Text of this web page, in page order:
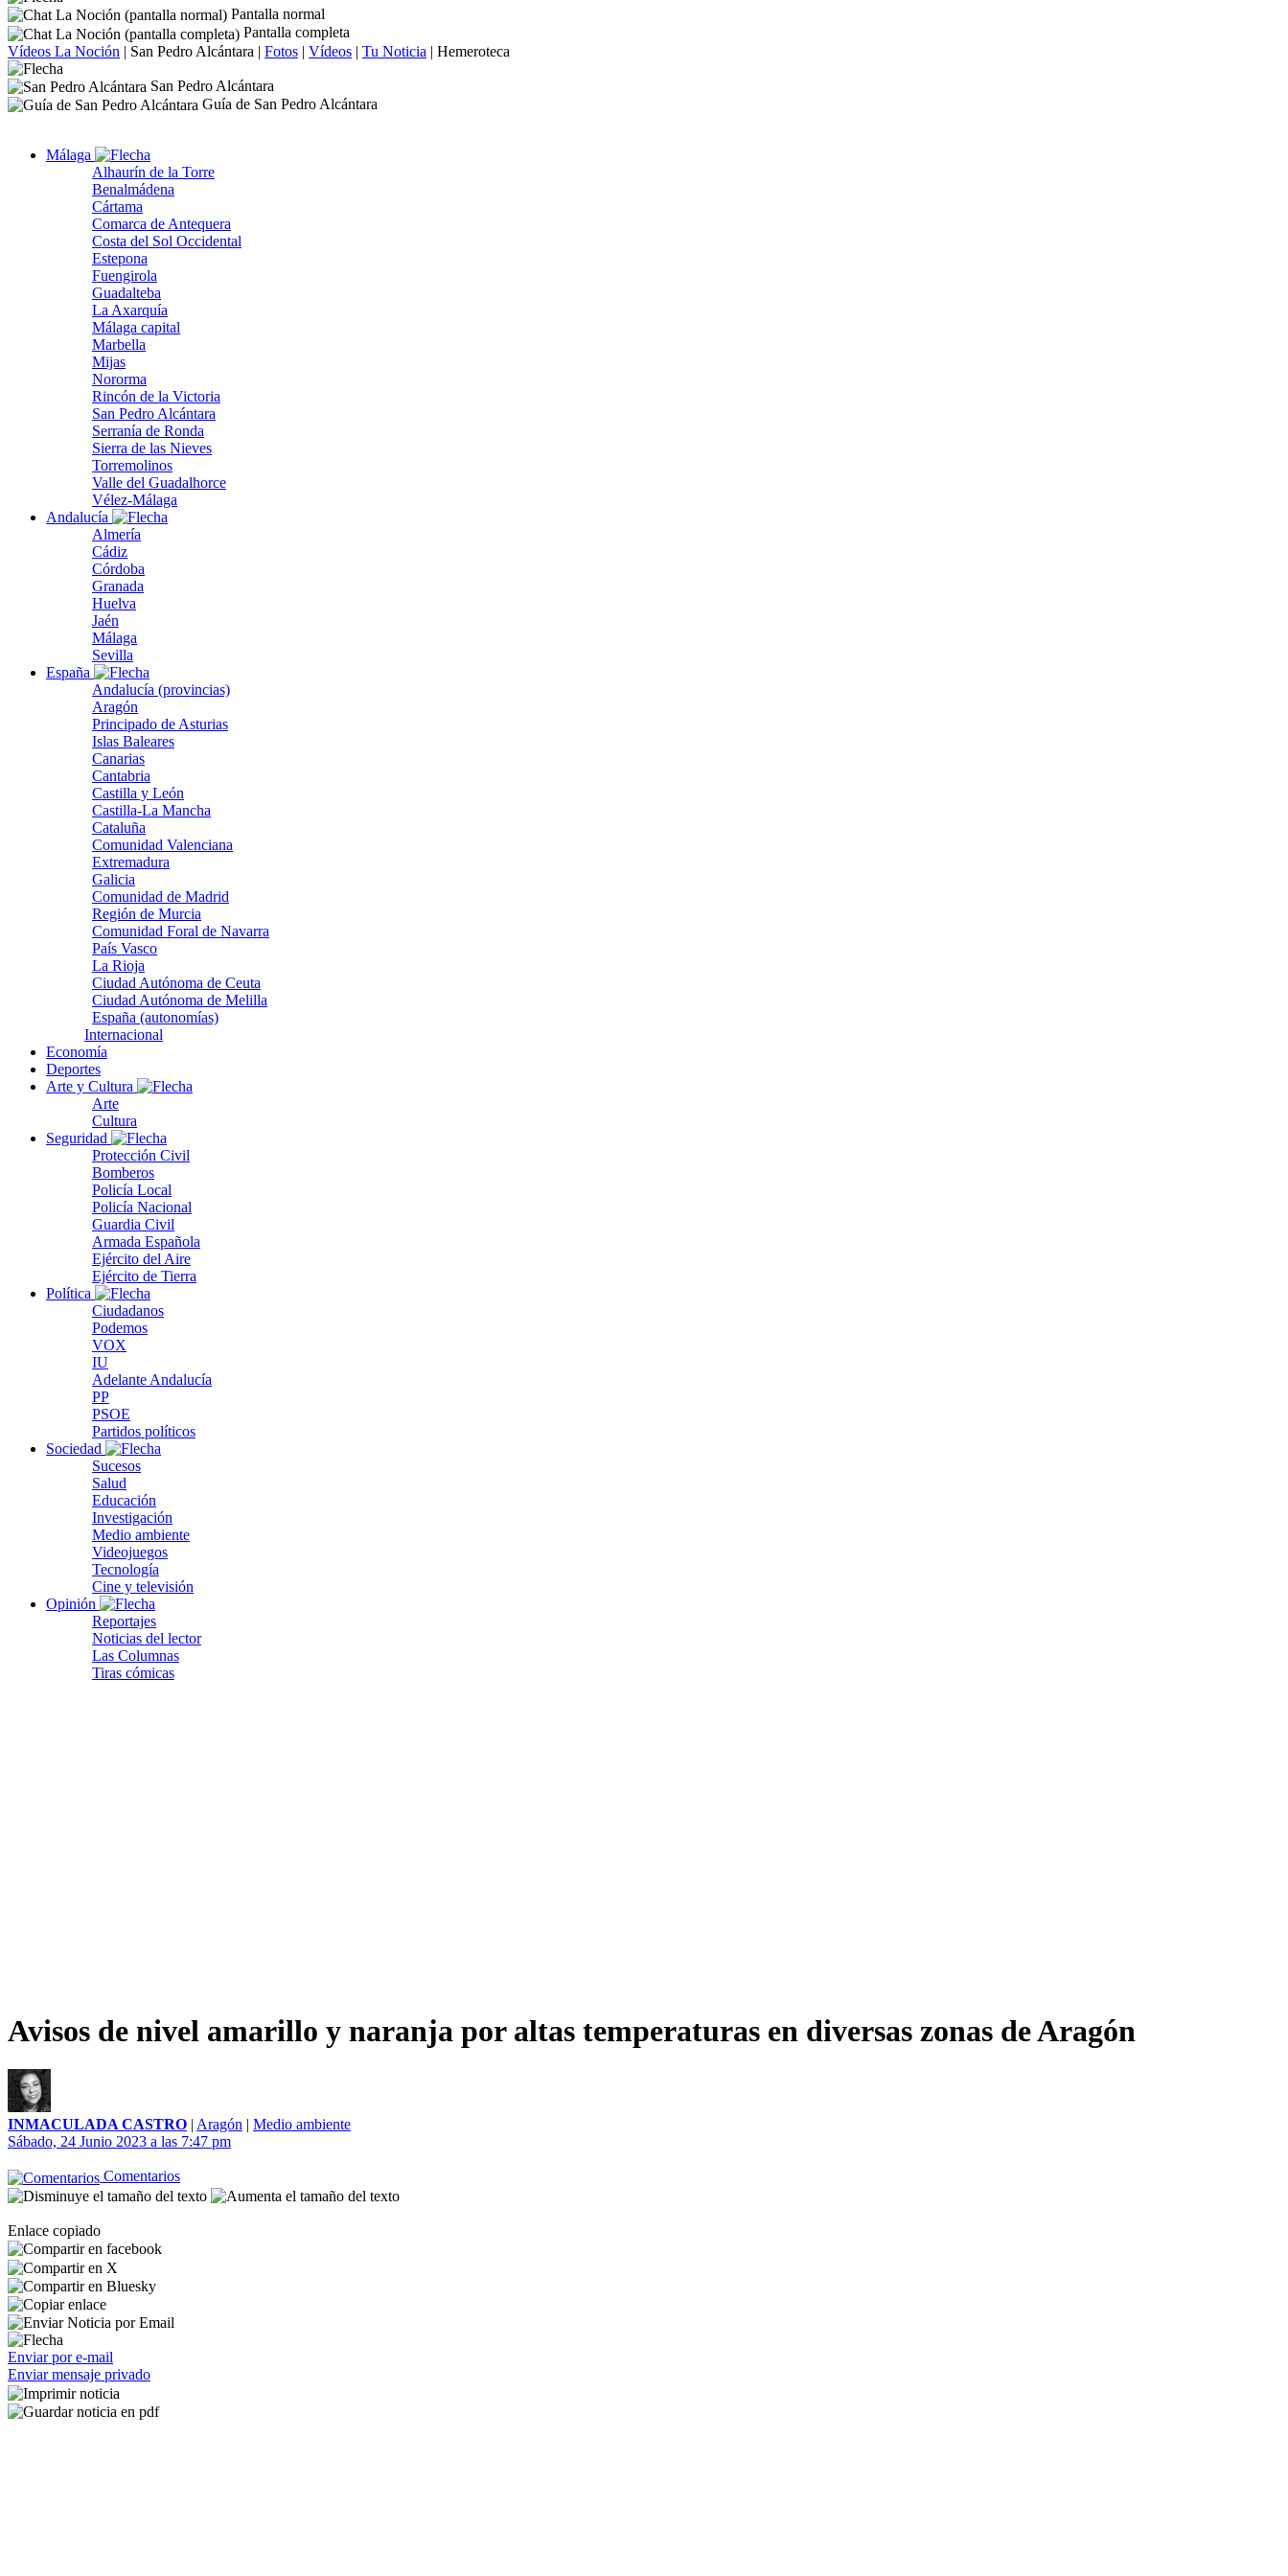
Pantalla normal
Pantalla completa
Vídeos La Noción | San Pedro Alcántara | Fotos | Vídeos | Tu Noticia | Hemeroteca
San Pedro Alcántara
Guía de San Pedro Alcántara
Málaga
Alhaurín de la Torre
Benalmádena
Cártama
Comarca de Antequera
Costa del Sol Occidental
Estepona
Fuengirola
Guadalteba
La Axarquía
Málaga capital
Marbella
Mijas
Nororma
Rincón de la Victoria
San Pedro Alcántara
Serranía de Ronda
Sierra de las Nieves
Torremolinos
Valle del Guadalhorce
Vélez-Málaga
Andalucía
Almería
Cádiz
Córdoba
Granada
Huelva
Jaén
Málaga
Sevilla
España
Andalucía (provincias)
Aragón
Principado de Asturias
Islas Baleares
Canarias
Cantabria
Castilla y León
Castilla-La Mancha
Cataluña
Comunidad Valenciana
Extremadura
Galicia
Comunidad de Madrid
Región de Murcia
Comunidad Foral de Navarra
País Vasco
La Rioja
Ciudad Autónoma de Ceuta
Ciudad Autónoma de Melilla
España (autonomías)
Internacional
Economía
Deportes
Arte y Cultura
Arte
Cultura
Seguridad
Protección Civil
Bomberos
Policía Local
Policía Nacional
Guardia Civil
Armada Española
Ejército del Aire
Ejército de Tierra
Política
Ciudadanos
Podemos
VOX
IU
Adelante Andalucía
PP
PSOE
Partidos políticos
Sociedad
Sucesos
Salud
Educación
Investigación
Medio ambiente
Videojuegos
Tecnología
Cine y televisión
Opinión
Reportajes
Noticias del lector
Las Columnas
Tiras cómicas
Avisos de nivel amarillo y naranja por altas temperaturas en diversas zonas de Aragón
INMACULADA CASTRO | Aragón | Medio ambiente
Sábado, 24 Junio 2023 a las 7:47 pm
Comentarios
Enlace copiado
Enviar por e-mail
Enviar mensaje privado